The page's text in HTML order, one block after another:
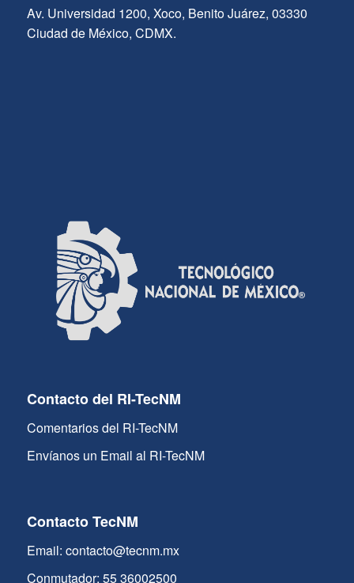
Av. Universidad 1200, Xoco, Benito Juárez, 03330
Ciudad de México, CDMX.
Contacto del RI-TecNM
Comentarios del RI-TecNM
Envíanos un Email al RI-TecNM
Contacto TecNM
Email: contacto@tecnm.mx
Conmutador: 55 36002500